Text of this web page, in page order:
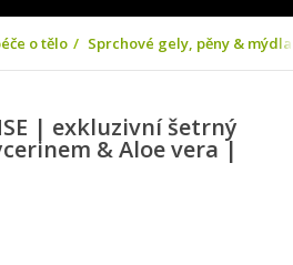
o tělo Sprchové gely, pěny & mýdla
| exkluzivní šetrný
& Aloe vera |